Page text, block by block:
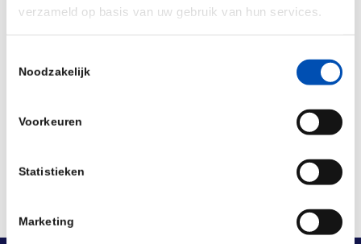
verzameld op basis van uw gebruik van hun services.
Noodzakelijk
Voorkeuren
Statistieken
Marketing
/